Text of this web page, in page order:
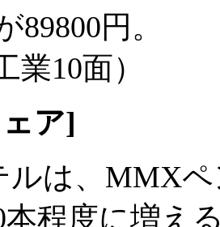
89800円。
業10面）
ア]
ルは、MMX
本程度に増え